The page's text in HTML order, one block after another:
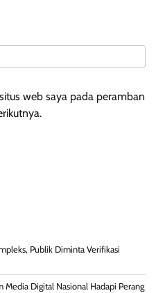
web saya pada peramban
Publik Diminta Verifikasi
Media Digital Nasional Hadapi Perang